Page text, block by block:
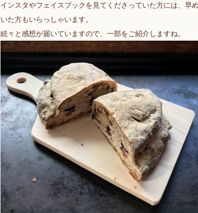
インスタやフェイスブックを見てくださっていた方には、早
いた方もいらっしゃいます。
続々と感想が届いていますので、一部をご紹介しますね。